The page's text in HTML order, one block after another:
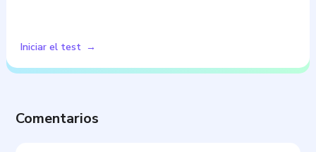
Iniciar el test
Comentarios